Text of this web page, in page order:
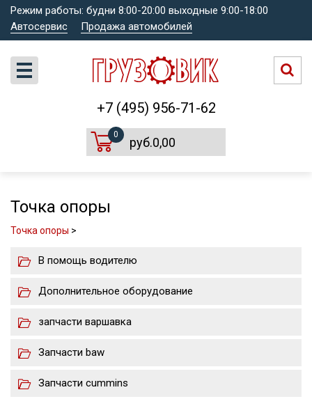
Режим работы: будни 8:00-20:00 выходные 9:00-18:00
Автосервис
Продажа автомобилей
+7 (495) 956-71-62
0
руб.0,00
Точка опоры
Точка опоры >
В помощь водителю
Дополнительное оборудование
запчасти варшавка
Запчасти baw
Запчасти cummins